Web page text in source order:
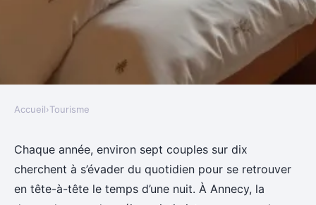
Séduire avec une love room à
Annecy pour un week-end
romantique
Accueil›Tourisme
Chaque année, environ sept couples sur dix
cherchent à s’évader du quotidien pour se retrouver
en tête-à-tête le temps d’une nuit. À Annecy, la